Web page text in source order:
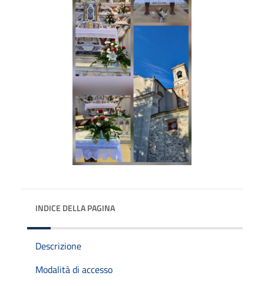
INDICE DELLA PAGINA
Descrizione
Modalità di accesso